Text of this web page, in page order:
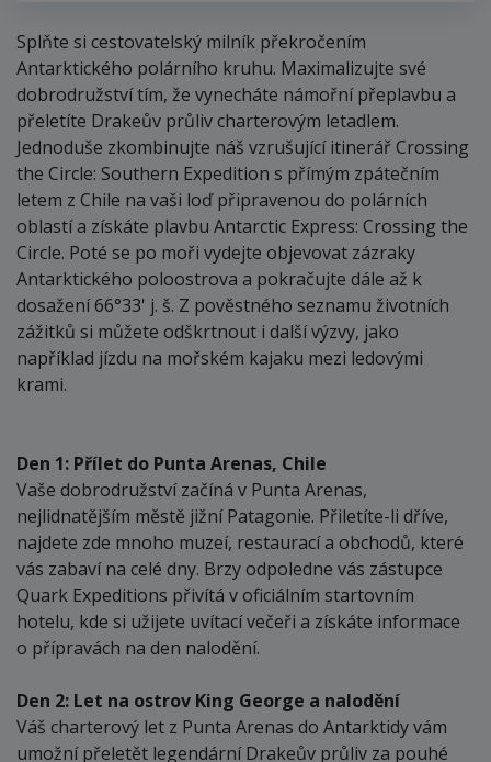
Splňte si cestovatelský milník překročením
Antarktického polárního kruhu. Maximalizujte své
dobrodružství tím, že vynecháte námořní přeplavbu a
přeletíte Drakeův průliv charterovým letadlem.
Jednoduše zkombinujte náš vzrušující itinerář Crossing
the Circle: Southern Expedition s přímým zpátečním
letem z Chile na vaši loď připravenou do polárních
oblastí a získáte plavbu Antarctic Express: Crossing the
Circle. Poté se po moři vydejte objevovat zázraky
Antarktického poloostrova a pokračujte dále až k
dosažení 66°33' j. š. Z pověstného seznamu životních
zážitků si můžete odškrtnout i další výzvy, jako
například jízdu na mořském kajaku mezi ledovými
krami.
Den 1: Přílet do Punta Arenas, Chile
Vaše dobrodružství začíná v Punta Arenas,
nejlidnatějším městě jižní Patagonie. Přiletíte-li dříve,
najdete zde mnoho muzeí, restaurací a obchodů, které
vás zabaví na celé dny. Brzy odpoledne vás zástupce
Quark Expeditions přivítá v oficiálním startovním
hotelu, kde si užijete uvítací večeři a získáte informace
o přípravách na den nalodění.
Den 2: Let na ostrov King George a nalodění
Váš charterový let z Punta Arenas do Antarktidy vám
umožní přeletět legendární Drakeův průliv za pouhé